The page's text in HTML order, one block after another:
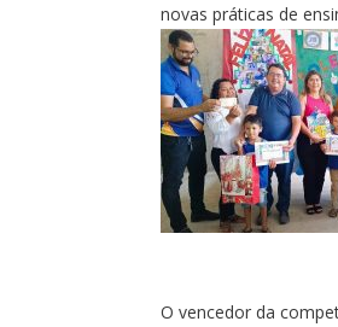
novas práticas de
O vencedor da